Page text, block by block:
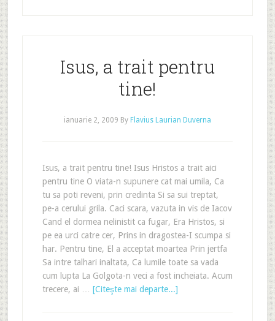
Isus, a trait pentru
tine!
ianuarie 2, 2009 By Flavius Laurian Duverna
Isus, a trait pentru tine! Isus Hristos a trait aici
pentru tine O viata-n supunere cat mai umila, Ca
tu sa poti reveni, prin credinta Si sa sui treptat,
pe-a cerului grila. Caci scara, vazuta in vis de Iacov
Cand el dormea nelinistit ca fugar, Era Hristos, si
pe ea urci catre cer, Prins in dragostea-I scumpa si
har. Pentru tine, El a acceptat moartea Prin jertfa
Sa intre talhari inaltata, Ca lumile toate sa vada
cum lupta La Golgota-n veci a fost incheiata. Acum
trecere, ai … [Citeşte mai departe...]